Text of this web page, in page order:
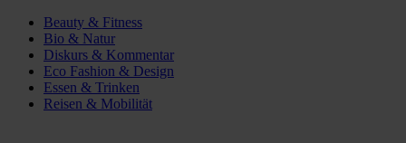
Beauty & Fitness
Bio & Natur
Diskurs & Kommentar
Eco Fashion & Design
Essen & Trinken
Reisen & Mobilität